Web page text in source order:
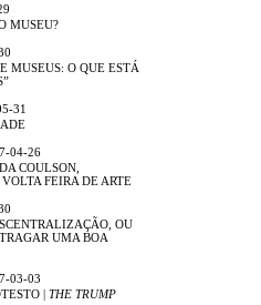
MUSEU?
MUSEUS: O QUE ESTÁ
31
04-26
COULSON,
FEIRA DE ARTE
OU
UMA BOA
03-03
| THE TRUMP